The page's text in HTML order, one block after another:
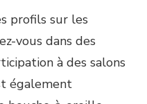
profils sur les
vous dans des
à des salons
également